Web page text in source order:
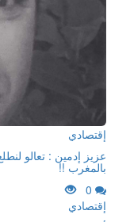
إقتصادي
عزيز إدمين : تعالو
بالمغرب !!
0
إقتصادي